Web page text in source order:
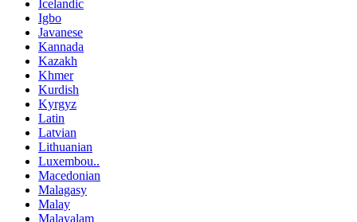
Icelandic
Igbo
Javanese
Kannada
Kazakh
Khmer
Kurdish
Kyrgyz
Latin
Latvian
Lithuanian
Luxembou..
Macedonian
Malagasy
Malay
Malayalam